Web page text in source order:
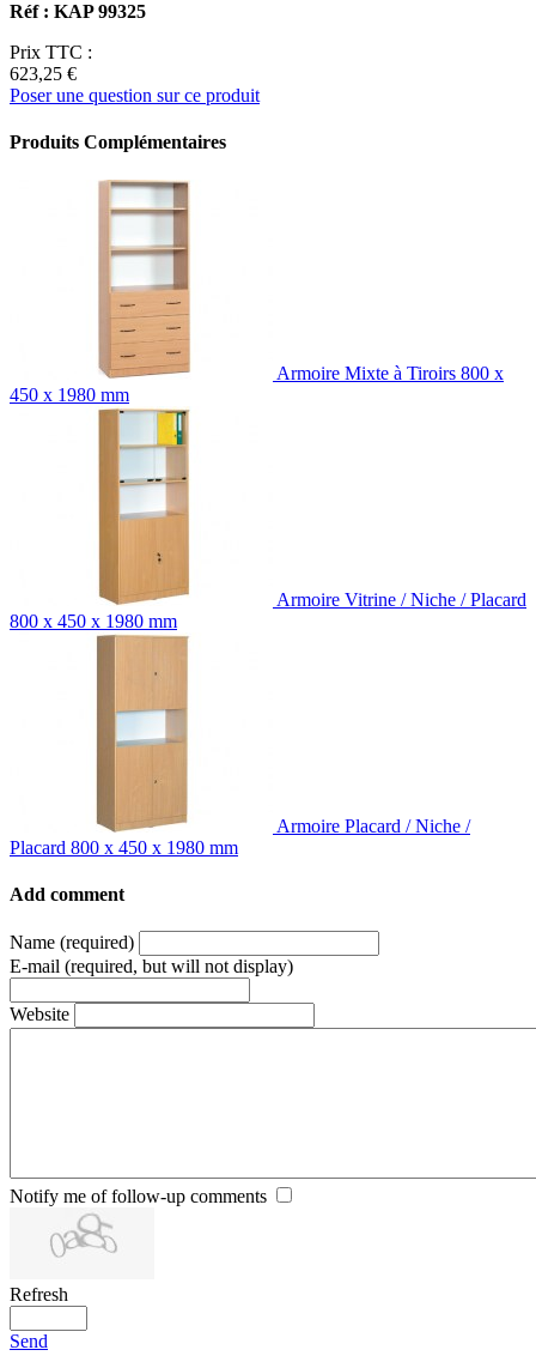
Réf : KAP 99325
Prix TTC :
623,25 €
Poser une question sur ce produit
Produits Complémentaires
Armoire Mixte à Tiroirs 800 x
450 x 1980 mm
Armoire Vitrine / Niche / Placard
800 x 450 x 1980 mm
Armoire Placard / Niche /
Placard 800 x 450 x 1980 mm
Add comment
Name (required)
E-mail (required, but will not display)
Website
Notify me of follow-up comments
Refresh
Send